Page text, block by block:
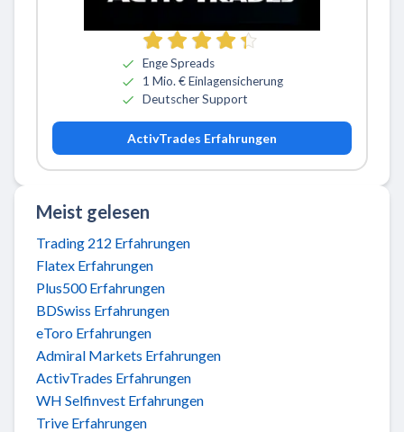
Enge Spreads
1 Mio. € Einlagensicherung
Deutscher Support
ActivTrades Erfahrungen
Meist gelesen
Trading 212 Erfahrungen
Flatex Erfahrungen
Plus500 Erfahrungen
BDSwiss Erfahrungen
eToro Erfahrungen
Admiral Markets Erfahrungen
ActivTrades Erfahrungen
WH Selfinvest Erfahrungen
Trive Erfahrungen